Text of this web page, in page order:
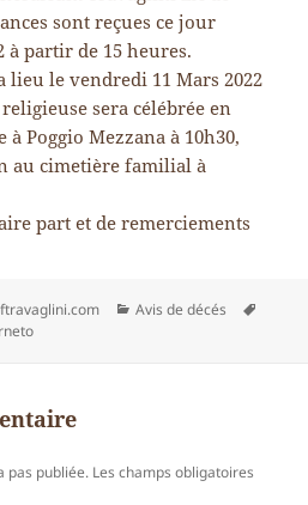
sont reçues ce jour
à partir de 15 heures.
lieu le vendredi 11 Mars 2022
sera célébrée en
à Poggio Mezzana à 10h30,
au cimetière familial à
part et de remerciements
Catégories
Avis de décés
pas publiée. Les champs obligatoires